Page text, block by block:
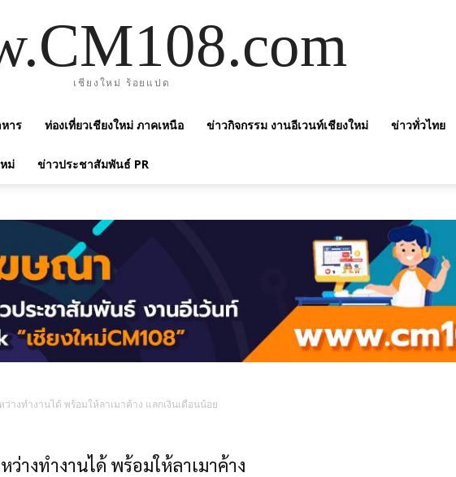
เชียงใหม่ ร้อยแปด
าร ท่องเที่ยวเชียงใหม่ ภาคเหนือ ข่าวกิจกรรม งานอีเวนท์เชียงใหม่ ข่าวทั่วไทย
ม่ ข่าวประชาสัมพันธ์ PR
งทำงานได้ พร้อมให้ลาเมาค้าง แลกเงินเดือนน้อย
งทำงานได้ พร้อมให้ลาเมาค้าง